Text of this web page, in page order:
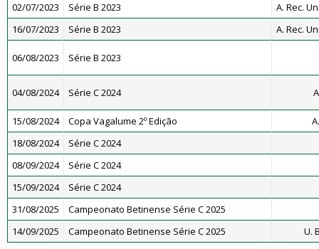
02/07/2023 Série B 2023
A. Rec.
16/07/2023
Série B 2023 A. Rec.
06/08/2023 Série B 2023
04/08/2024 Série C 2024
15/08/2024 Copa Vagalume 2º Edição
18/08/2024
Série C 2024
08/09/2024
Série C 2024
15/09/2024
Série C 2024
31/08/2025
Campeonato Betinense Série C 2025
14/09/2025
Campeonato Betinense Série C 2025 U.